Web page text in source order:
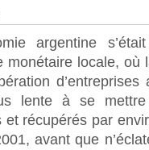
argentine
monétaire locale, où
d’entreprises
lente à se
et récupérés par
avant que